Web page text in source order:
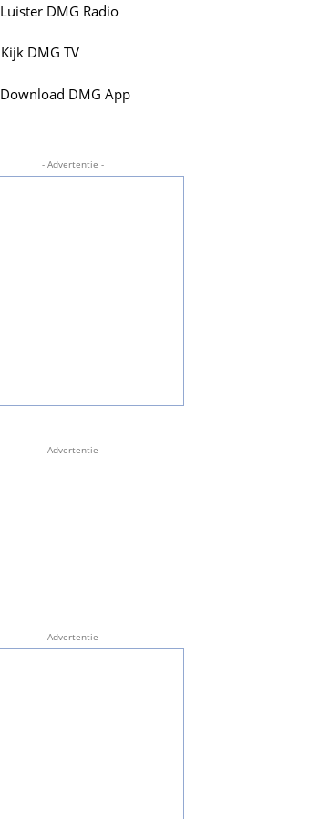
Luister DMG Radio
Kijk DMG TV
Download DMG App
- Advertentie -
- Advertentie -
- Advertentie -